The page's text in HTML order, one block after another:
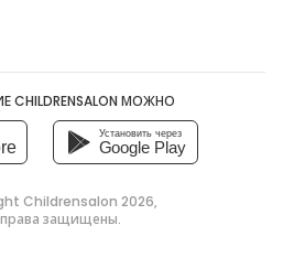
CHILDRENSALON МОЖНО
Установить через
Google Play
Childrensalon 2026,
права защищены.